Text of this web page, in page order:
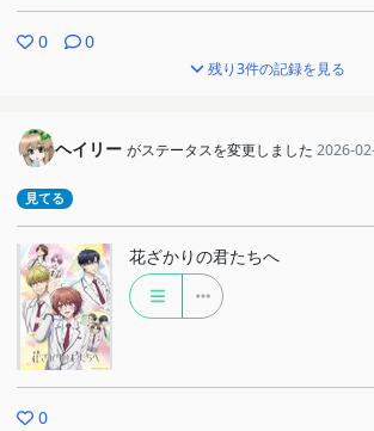
0 0
残り3件の記録を見る
ヘイリー がステータスを変更しました 2026-
見てる
花ざかりの君たちへ
0